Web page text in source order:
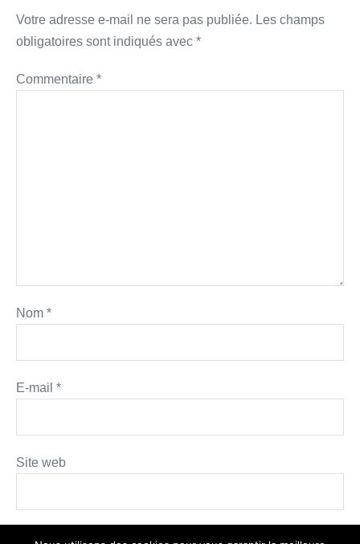
Votre adresse e-mail ne sera pas publiée. Les champs
obligatoires sont indiqués avec *
Commentaire *
Nom *
E-mail *
Site web